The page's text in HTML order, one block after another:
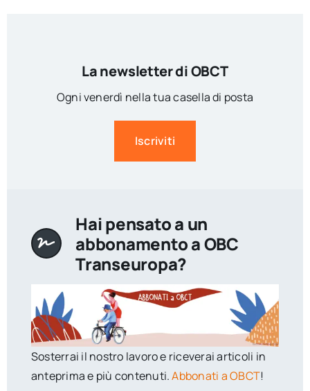
La newsletter di OBCT
Ogni venerdì nella tua casella di posta
Iscriviti
Hai pensato a un
abbonamento a OBC
Transeuropa?
Sosterrai il nostro lavoro e riceverai articoli in
anteprima e più contenuti.Abbonati a OBCT!